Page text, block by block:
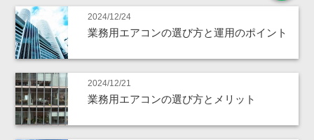
2024/12/24
業務用エアコンの選び方と運用のポイント
2024/12/21
業務用エアコンの選び方とメリット